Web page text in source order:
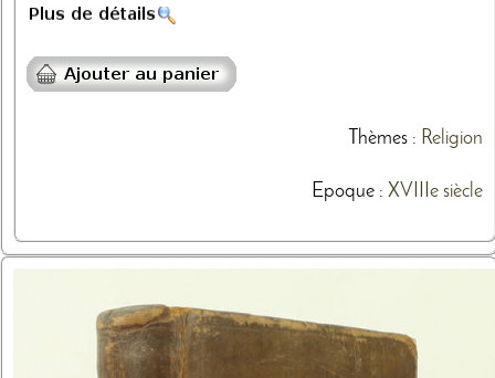
Thèmes: Religion
Epoque : XVIIIe siècle